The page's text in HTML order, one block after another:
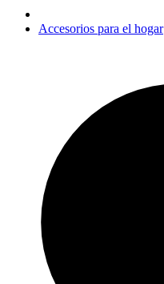
Accesorios para el hogar